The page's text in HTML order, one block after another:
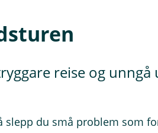
reise og
slepp du små problem som